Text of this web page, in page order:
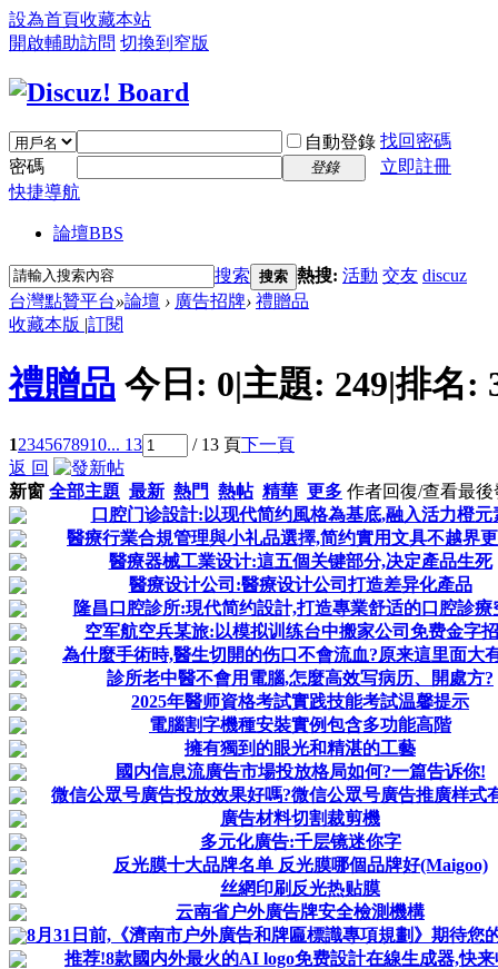
設為首頁收藏本站
開啟輔助訪問 切換到窄版
自動登錄 找回密碼
密碼
登錄
立即註冊
快捷導航
論壇BBS
搜索 搜索 熱搜: 活動 交友 discuz
台灣點贊平台»論壇 › 廣告招牌› 禮贈品
收藏本版 |訂閱
禮贈品 今日: 0|主題: 249|排名:
12345678910... 13 / 13 頁下一頁
返 回
新窗 全部主題 最新 熱門 熱帖 精華 更多 作者回復/查看最後
口腔门诊設計:以现代简约風格為基底,融入活力橙元
醫療行業合規管理與小礼品選擇,简约實用文具不越界
醫療器械工業设计:這五個关键部分,决定產品生死
醫療设计公司:醫療设计公司打造差异化產品
隆昌口腔診所:現代简约設計,打造專業舒适的口腔診療
空军航空兵某旅:以模拟训练台中搬家公司免费金字
為什麼手術時,醫生切開的伤口不會流血?原来這里面大
診所老中醫不會用電腦,怎麼高效写病历、開處方?
2025年醫师資格考試實践技能考試温馨提示
電腦割字機種安裝實例包含多功能高階
擁有獨到的眼光和精湛的工藝
國内信息流廣告市場投放格局如何?一篇告诉你!
微信公眾号廣告投放效果好嗎?微信公眾号廣告推廣样式
廣告材料切割裁剪機
多元化廣告:千层镜迷你字
反光膜十大品牌名单 反光膜哪個品牌好(Maigoo)
丝網印刷反光热贴膜
云南省户外廣告牌安全檢測機構
8月31日前,《濟南市户外廣告和牌匾標識專項規劃》期待您
推荐!8款國内外最火的AI logo免费設計在線生成器,快